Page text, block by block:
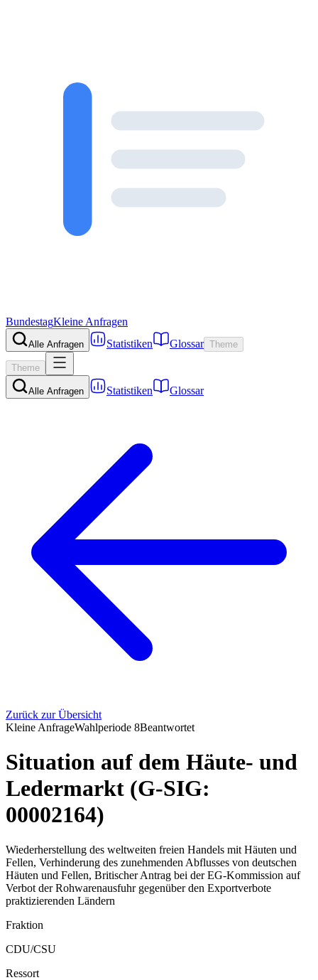
BundestagKleine Anfragen
Alle Anfragen Statistiken Glossar Theme
Theme
Alle Anfragen Statistiken Glossar
Zurück zur Übersicht
Kleine AnfrageWahlperiode 8Beantwortet
Situation auf dem Häute- und
Ledermarkt (G-SIG:
00002164)
Wiederherstellung des weltweiten freien Handels mit Häuten und
Fellen, Verhinderung des zunehmenden Abflusses von deutschen
Häuten und Fellen, Britischer Antrag bei der EG-Kommission auf
Verbot der Rohwarenausfuhr gegenüber den Exportverbote
praktizierenden Ländern
Fraktion
CDU/CSU
Ressort